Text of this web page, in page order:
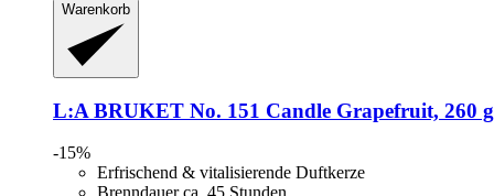
Warenkorb
L:A BRUKET No. 151 Candle Grapefruit, 260 g
-15%
Erfrischend & vitalisierende Duftkerze